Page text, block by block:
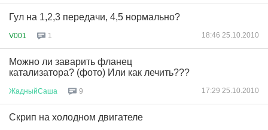
Гул на 1,2,3 передачи, 4,5 нормально?
V001 1 18:46 25.10.2010
Можно ли заварить фланец
катализатора? (фото) Или как лечить???
ЖадныйСаша 9 17:29 25.10.2010
Скрип на холодном двигателе